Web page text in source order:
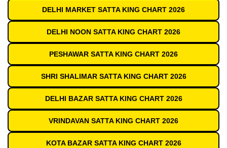
DELHI MARKET SATTA KING CHART 2026
DELHI NOON SATTA KING CHART 2026
PESHAWAR SATTA KING CHART 2026
SHRI SHALIMAR SATTA KING CHART 2026
DELHI BAZAR SATTA KING CHART 2026
VRINDAVAN SATTA KING CHART 2026
KOTA BAZAR SATTA KING CHART 2026